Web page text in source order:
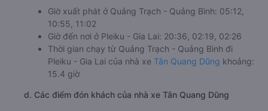
c. Lộ trình, giờ khởi hành và giờ kết thúc của xe khách Tân
Quang Dũng
Giờ xuất phát ở Quảng Trạch - Quảng Bình: 05:12,
10:55, 11:02
Giờ đến nơi ở Pleiku - Gia Lai: 20:36, 02:19, 02:26
Thời gian chạy từ Quảng Trạch - Quảng Bình đi